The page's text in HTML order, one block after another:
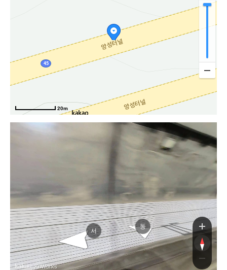
20m
로
로
서
동
, KnWorks